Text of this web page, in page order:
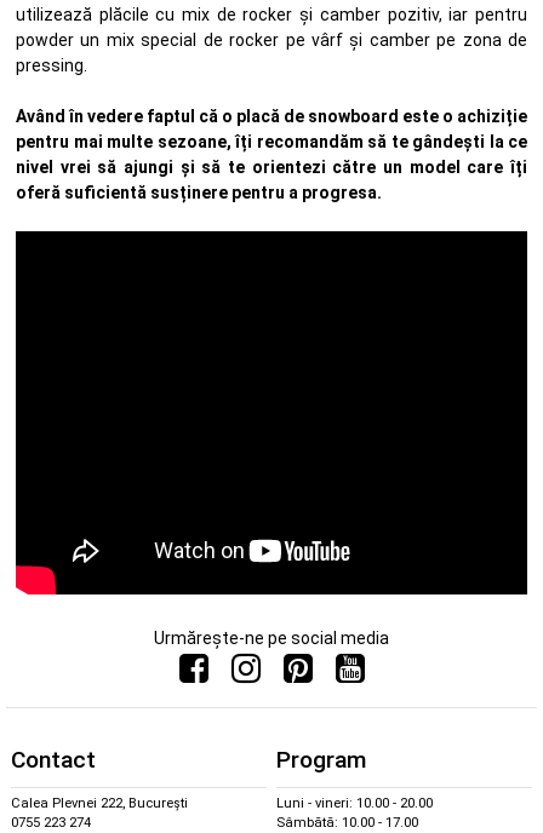
utilizează plăcile cu mix de rocker și camber pozitiv, iar pentru
powder un mix special de rocker pe vârf și camber pe zona de
pressing.
Având în vedere faptul că o placă de snowboard este o achiziție
pentru mai multe sezoane, îți recomandăm să te gândești la ce
nivel vrei să ajungi și să te orientezi către un model care îți
oferă suficientă susținere pentru a progresa.
Urmărește-ne pe social media
Contact
Calea Plevnei 222, București
0755 223 274
Program
Luni - vineri: 10.00 - 20.00
Sâmbătă: 10.00 - 17.00